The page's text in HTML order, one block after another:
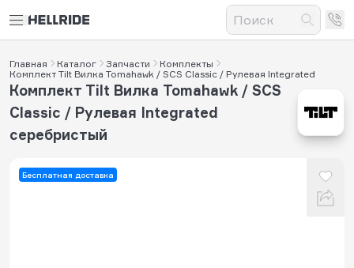
Главная Каталог Запчасти
Комплекты
Комплект Tilt Вилка Tomahawk / SCS Classic / Рулевая Integrated
Бесплатная доставка
Комплект Tilt Вилка Tomahawk / SCS
Classic / Рулевая Integrated
серебристый